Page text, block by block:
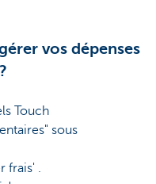
vos dépenses
Touch
sous
frais' .